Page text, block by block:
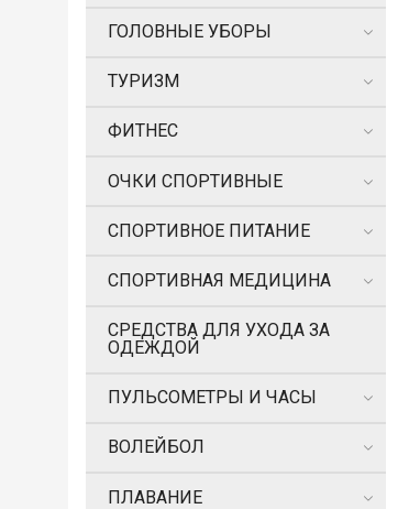
ГОЛОВНЫЕ УБОРЫ
ТУРИЗМ
ФИТНЕС
ОЧКИ СПОРТИВНЫЕ
СПОРТИВНОЕ ПИТАНИЕ
СПОРТИВНАЯ МЕДИЦИНА
СРЕДСТВА ДЛЯ УХОДА ЗА
ОДЕЖДОЙ
ПУЛЬСОМЕТРЫ И ЧАСЫ
ВОЛЕЙБОЛ
ПЛАВАНИЕ